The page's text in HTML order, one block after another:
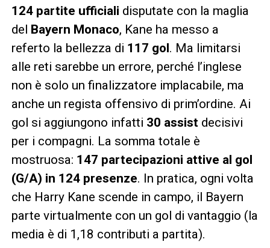
124 partite ufficiali disputate con la maglia
del Bayern Monaco, Kane ha messo a
referto la bellezza di 117 gol. Ma limitarsi
alle reti sarebbe un errore, perché l’inglese
non è solo un finalizzatore implacabile, ma
anche un regista offensivo di prim’ordine. Ai
gol si aggiungono infatti 30 assistdecisivi
per i compagni. La somma totale è
mostruosa: 147 partecipazioni attive al gol
(G/A) in 124 presenze. In pratica, ogni volta
che Harry Kane scende in campo, il Bayern
parte virtualmente con un gol di vantaggio (la
media è di 1,18 contributi a partita).